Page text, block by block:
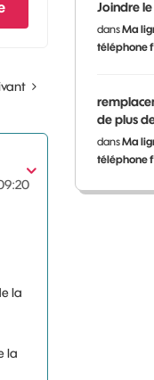
la
la
Joindre
dansMa
téléphone
de plus
dansMa
téléphone